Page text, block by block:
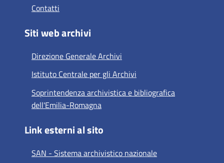
Contatti
Siti web archivi
Direzione Generale Archivi
Istituto Centrale per gli Archivi
Soprintendenza archivistica e bibliografica
dell'Emilia-Romagna
Link esterni al sito
SAN - Sistema archivistico nazionale